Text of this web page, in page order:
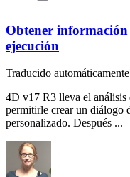
Obtener
ejecución
Traducido
4D v17 R3 lleva el análisis
permitirle crear un diálogo
personalizado. Después ...